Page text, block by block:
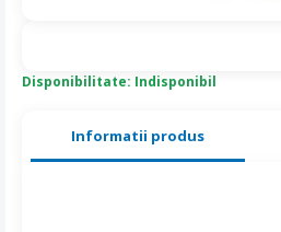
Informatii produs
Disponibilitate: Indisponibil